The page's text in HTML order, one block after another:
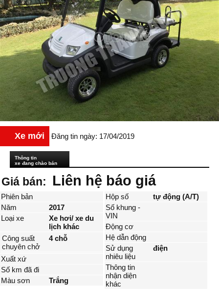
Xe mới Đăng tin ngày: 17/04/2019
Thông tin
xe đang chào bán
Giá bán: Liên hệ báo giá
Phiên bản
Năm
2017
Loại xe
Xe hơi/ xe du
lịch khác
Công suất
chuyên chở
4 chỗ
Xuất xứ
Số km đã đi
Màu sơn
Trắng
Hộp số
tự động (A/T)
Số khung -
VIN
Động cơ
Hệ dẫn động
Sử dụng
nhiêu liệu
điện
Thông tin
nhận diện
khác